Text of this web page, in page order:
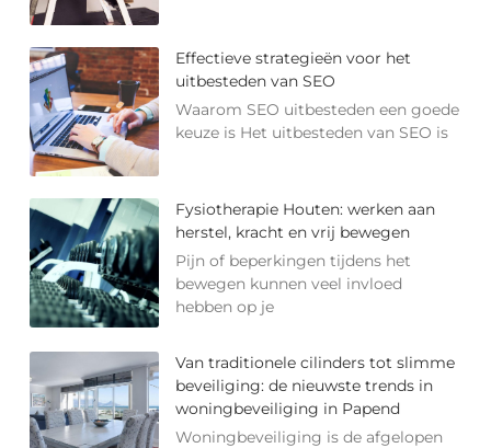
Effectieve strategieën voor het
uitbesteden van SEO
Waarom SEO uitbesteden een goede
keuze is Het uitbesteden van SEO is
Fysiotherapie Houten: werken aan
herstel, kracht en vrij bewegen
Pijn of beperkingen tijdens het
bewegen kunnen veel invloed
hebben op je
Van traditionele cilinders tot slimme
beveiliging: de nieuwste trends in
woningbeveiliging in Papend
Woningbeveiliging is de afgelopen